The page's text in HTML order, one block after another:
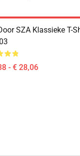
SZA Klassieke T-
- € 28,06